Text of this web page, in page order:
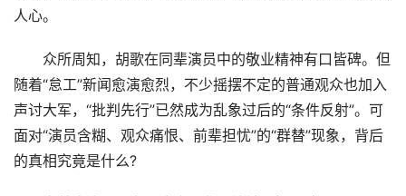
人心。
众所周知，胡歌在同辈演员中的敬业精神有口皆碑。但
随着“怠工”新闻愈演愈烈，不少摇摆不定的普通观众也加入
声讨大军，“批判先行”已然成为乱象过后的“条件反射”。可
面对“演员含糊、观众痛恨、前辈担忧”的“群替”现象，背后
的真相究竟是什么?